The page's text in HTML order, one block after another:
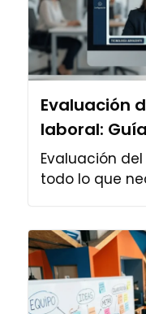
Evaluación
laboral:
potenciar
Evaluación
todo lo que